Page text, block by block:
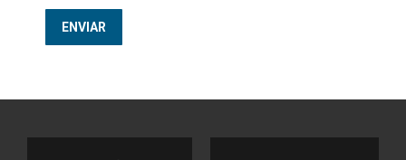
Biblioteca de
Alcântara
ENVIAR